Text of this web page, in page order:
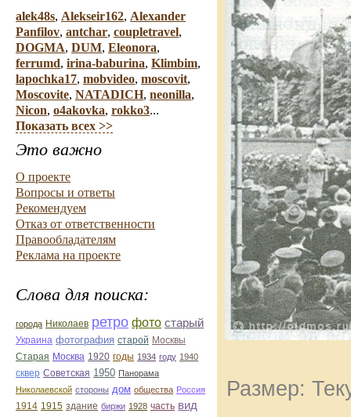
alek48s, Alekseir162, Alexander
Panfilov, antchar, coupletravel,
DOGMA, DUM, Eleonora,
ferrumd, irina-baburina, Klimbim,
lapochka17, mobvideo, moscovit,
Moscovite, NATADICH, neonilla,
Nicon, o4akovka, rokko3...
Показать всех >>
Это важно
О проекте
Вопросы и ответы
Рекомендуем
Отказ от ответственности
Правообладателям
Реклама на проекте
Слова для поиска:
города Николаев ретро фото старый
Украина фотография старой Москвы
Старая Москва 1920 годы 1934 году 1940
сквер Советская 1950 Панорама
Николаевской стороны дом общества Россия
1914 1915 здание биржи 1928 часть вид
Размер: